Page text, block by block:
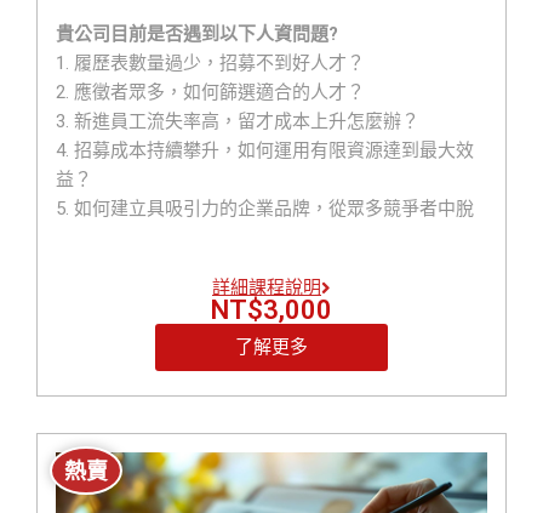
貴公司目前是否遇到以下人資問題?
1. 履歷表數量過少，招募不到好人才？
2. 應徵者眾多，如何篩選適合的人才？
3. 新進員工流失率高，留才成本上升怎麼辦？
4. 招募成本持續攀升，如何運用有限資源達到最大效
益？
5. 如何建立具吸引力的企業品牌，從眾多競爭者中脫
本次課程能教您以下有效的方法
1.甚麼是企業雇主品牌（Employer Brand）?為何要建
者履歷獲得好人才?
4.如何留住公司的好人才?
5.如何推動徵才行銷招募好人才?
詳細課程說明
NT$3,000
了解更多
熱賣